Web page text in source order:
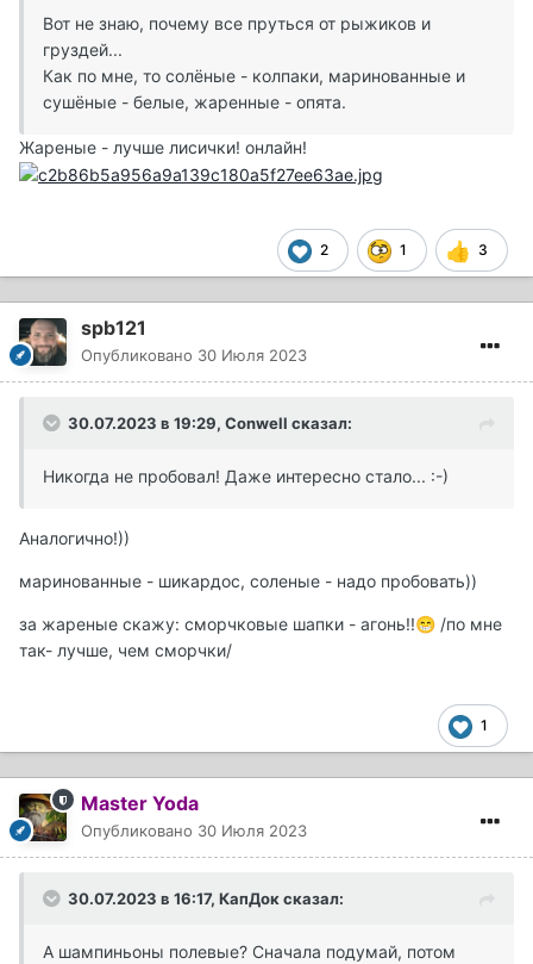
Вот не знаю, почему все пруться от рыжиков и
груздей...
Как по мне, то солёные - колпаки, маринованные и
сушёные - белые, жаренные - опята.
Жареные - лучше лисички! онлайн!
2 1 3
spb121
Опубликовано 30 Июля 2023
30.07.2023 в 19:29, Conwell сказал:
Никогда не пробовал! Даже интересно стало... :-)
Аналогично!))
маринованные - шикардос, соленые - надо пробовать))
за жареные скажу: сморчковые шапки - агонь!!😁 /по мне
так- лучше, чем сморчки/
1
Master Yoda
Опубликовано 30 Июля 2023
30.07.2023 в 16:17, КапДоксказал:
А шампиньоны полевые? Сначала подумай, потом